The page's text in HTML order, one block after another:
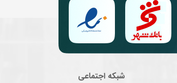
شبکه اجتماعی